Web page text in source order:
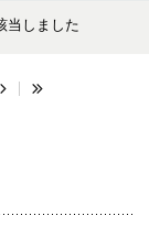
当しました